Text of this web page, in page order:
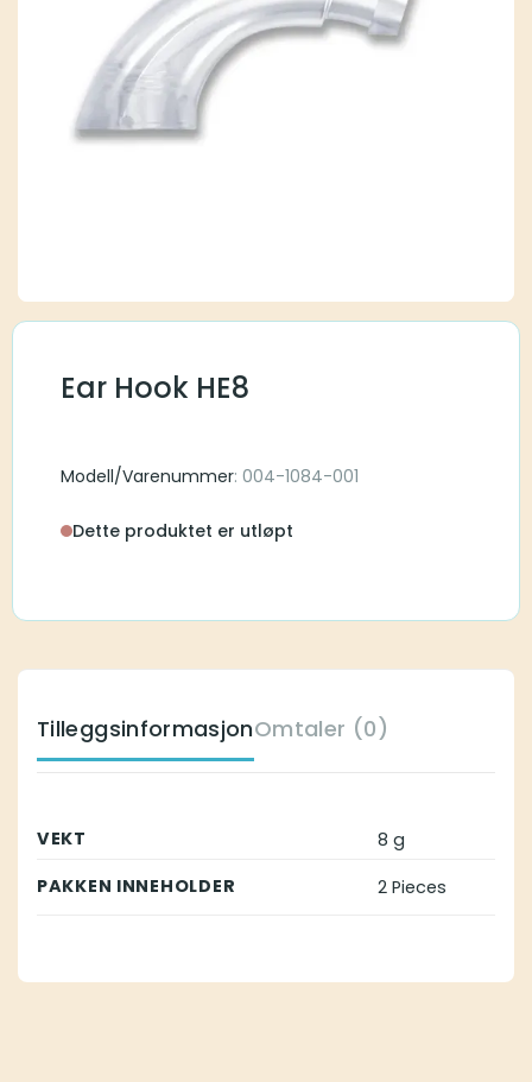
Ear Hook HE8
Modell/Varenummer: 004-1084-001
Dette produktet er utløpt
TilleggsinformasjonOmtaler (0)
VEKT
8 g
PAKKEN INNEHOLDER
2 Pieces